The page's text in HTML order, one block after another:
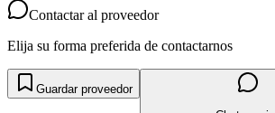
Contactar al proveedor
Elija su forma preferida de contactarnos
Guardar proveedor